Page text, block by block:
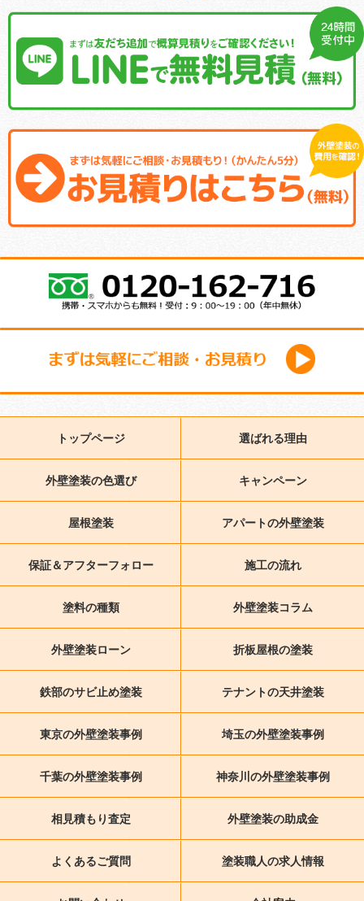
トップページ 選ばれる理由
外壁塗装の色選び キャンペーン
屋根塗装 アパートの外壁塗装
保証＆アフターフォロー 施工の流れ
塗料の種類 外壁塗装コラム
外壁塗装ローン 折板屋根の塗装
鉄部のサビ止め塗装 テナントの天井塗装
東京の外壁塗装事例 埼玉の外壁塗装事例
千葉の外壁塗装事例 神奈川の外壁塗装事例
相見積もり査定 外壁塗装の助成金
よくあるご質問 塗装職人の求人情報